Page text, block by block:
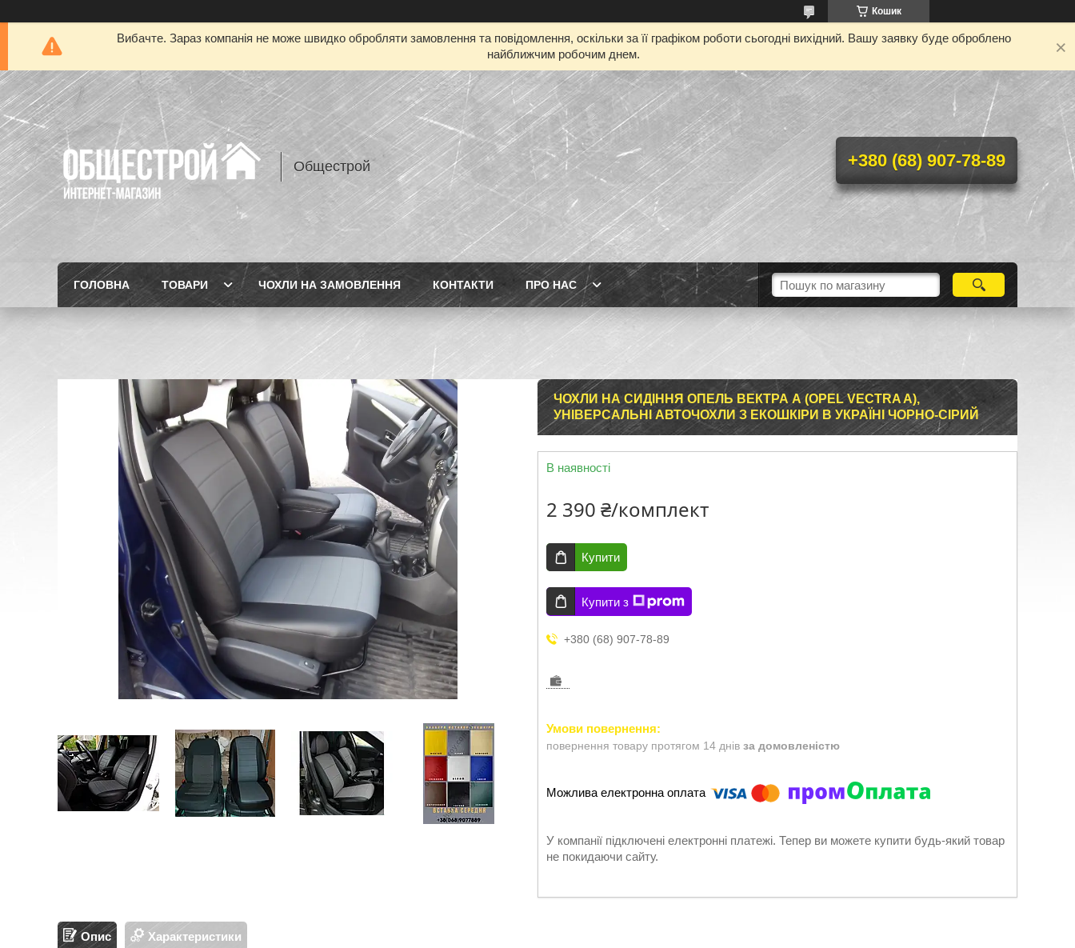
Кошик
Вибачте. Зараз компанія не може швидко обробляти замовлення та повідомлення, оскільки за її графіком роботи сьогодні вихідний. Вашу заявку буде оброблено
найближчим робочим днем.
Общестрой +380 (68) 907-78-89
ГОЛОВНА ТОВАРИ ЧОХЛИ НА ЗАМОВЛЕННЯ КОНТАКТИ ПРО НАС
ЧОХЛИ НА СИДІННЯ ОПЕЛЬ ВЕКТРА А (OPEL VECTRA A),
УНІВЕРСАЛЬНІ АВТОЧОХЛИ З ЕКОШКІРИ В УКРАЇНІ ЧОРНО-СІРИЙ
В наявності
2 390 ₴/комплект
Купити
Купити з
+380 (68) 907-78-89
повернення товару протягом 14 днів за домовленістю
У компанії підключені електронні платежі. Тепер ви можете купити будь-який товар
не покидаючи сайту.
Опис Характеристики